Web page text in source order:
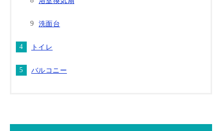
洗面台
トイレ
バルコニー